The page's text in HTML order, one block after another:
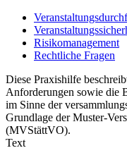
Risikomanagement
Rechtliche Fragen
Diese Praxishilfe
Anforderungen sowie die
im Sinne der
Grundlage der Muster-
(MVStättVO).
Text